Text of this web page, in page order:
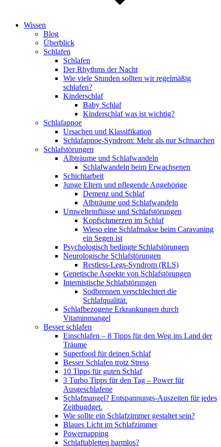
Wissen
Blog
Überblick
Schlafen
Schlafen
Der Rhythms der Nacht
Wie viele Stunden sollten wir regelmäßig
schlafen?
Kinderschlaf
Baby Schlaf
Kinderschlaf was ist wichtig?
Schlafapnoe
Ursachen und Klassifikation
Schlafapnoe-Syndrom: Mehr als nur Schnarchen
Schlafstörungen
Albträume und Schlafwandeln
Schlafwandeln beim Erwachsenen
Schichtarbeit
Junge Eltern und pflegende Angehörige
Demenz und Schlaf
Albträume und Schlafwandeln
Umwelteinflüsse und Schlafstörungen
Kopfschmerzen im Schlaf
Wieso eine Schlafmakse beim Caravaning
ein Segen ist
Psychologisch bedingte Schlafstörungen
Neurologische Schlafstörungen
Restless-Legs-Syndrom (RLS)
Genetische Aspekte von Schlafstörungen
Internistische Schlafstörungen
Sodbrennen verschlechtert die
Schlafqualität.
Schlafbezogene Erkrankungen durch
Vitaminmangel
Besser schlafen
Einschlafen – 8 Tipps für den Weg ins Land der
Träume
Superfood für deinen Schlaf
Besser Schlafen trotz Stress
10 Tipps für guten Schlaf
3 Turbo Tipps für den Tag – Power für
Ausgeschlafene
Schlafmangel? Entspannungs-Auszeiten für jedes
Zeitbugdget.
Wie sollte ein Schlafzimmer gestaltet sein?
Blaues Licht im Schlafzimmer
Powernapping
Schlaftabletten harmlos?